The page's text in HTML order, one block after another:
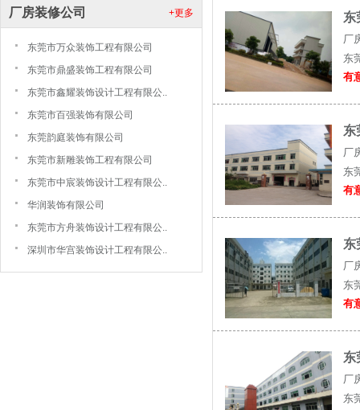
+更多
厂房装修公司
东莞市万众装饰工程有限公司
东莞市鼎盛装饰工程有限公司
东莞市鑫耀装饰设计工程有限公..
东莞市百强装饰有限公司
东莞韵庭装饰有限公司
东莞市新雕装饰工程有限公司
东莞市中宸装饰设计工程有限公..
华润装饰有限公司
东莞市方舟装饰设计工程有限公..
深圳市华宫装饰设计工程有限公..
东
厂
东
有
东
厂
东
有
东
厂
东
有
东
厂
东